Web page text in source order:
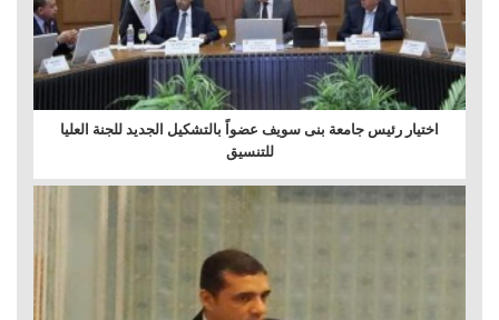
اختيار رئيس جامعة بنى سويف عضواً بالتشكيل الجديد للجنة العليا
للتنسيق